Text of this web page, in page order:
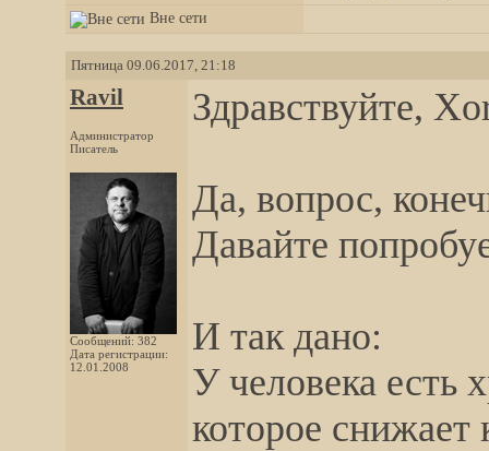
Вне сети
Пятница 09.06.2017, 21:18
Ravil
Администратор
Писатель
Сообщений: 382
Дата регистрации:
12.01.2008
Здравствуйте,
Да, вопрос,
Давайте
И так дано:
У человека есть
которое снижает